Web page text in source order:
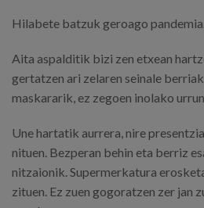
Hilabete batzuk geroago
Aita aspalditik bizi zen etxean
gertatzen ari zelaren seinale
maskararik, ez zegoen inolako
Une hartatik aurrera, nire
nituen. Bezperan behin eta berriz
nitzaionik. Supermerkatura
zituen. Ez zuen gogoratzen zer jan